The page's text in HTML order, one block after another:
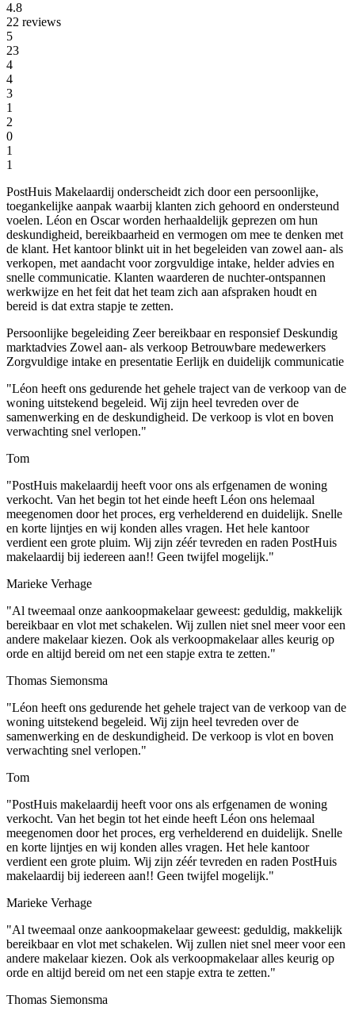
4.8
22 reviews
5
23
4
4
3
1
2
0
1
1
PostHuis Makelaardij onderscheidt zich door een persoonlijke,
toegankelijke aanpak waarbij klanten zich gehoord en ondersteund
voelen. Léon en Oscar worden herhaaldelijk geprezen om hun
deskundigheid, bereikbaarheid en vermogen om mee te denken met
de klant. Het kantoor blinkt uit in het begeleiden van zowel aan- als
verkopen, met aandacht voor zorgvuldige intake, helder advies en
snelle communicatie. Klanten waarderen de nuchter-ontspannen
werkwijze en het feit dat het team zich aan afspraken houdt en
bereid is dat extra stapje te zetten.
Persoonlijke begeleiding Zeer bereikbaar en responsiefDeskundig
marktadvies Zowel aan- als verkoop Betrouwbare medewerkers
Zorgvuldige intake en presentatie Eerlijk en duidelijk communicatie
"Léon heeft ons gedurende het gehele traject van de verkoop van de
woning uitstekend begeleid. Wij zijn heel tevreden over de
samenwerking en de deskundigheid. De verkoop is vlot en boven
verwachting snel verlopen."
Tom
"PostHuis makelaardij heeft voor ons als erfgenamen de woning
verkocht. Van het begin tot het einde heeft Léon ons helemaal
meegenomen door het proces, erg verhelderend en duidelijk. Snelle
en korte lijntjes en wij konden alles vragen. Het hele kantoor
verdient een grote pluim. Wij zijn zéér tevreden en raden PostHuis
makelaardij bij iedereen aan!! Geen twijfel mogelijk."
Marieke Verhage
"Al tweemaal onze aankoopmakelaar geweest: geduldig, makkelijk
bereikbaar en vlot met schakelen. Wij zullen niet snel meer voor een
andere makelaar kiezen. Ook als verkoopmakelaar alles keurig op
orde en altijd bereid om net een stapje extra te zetten."
Thomas Siemonsma
"Léon heeft ons gedurende het gehele traject van de verkoop van de
woning uitstekend begeleid. Wij zijn heel tevreden over de
samenwerking en de deskundigheid. De verkoop is vlot en boven
verwachting snel verlopen."
Tom
"PostHuis makelaardij heeft voor ons als erfgenamen de woning
verkocht. Van het begin tot het einde heeft Léon ons helemaal
meegenomen door het proces, erg verhelderend en duidelijk. Snelle
en korte lijntjes en wij konden alles vragen. Het hele kantoor
verdient een grote pluim. Wij zijn zéér tevreden en raden PostHuis
makelaardij bij iedereen aan!! Geen twijfel mogelijk."
Marieke Verhage
"Al tweemaal onze aankoopmakelaar geweest: geduldig, makkelijk
bereikbaar en vlot met schakelen. Wij zullen niet snel meer voor een
andere makelaar kiezen. Ook als verkoopmakelaar alles keurig op
orde en altijd bereid om net een stapje extra te zetten."
Thomas Siemonsma